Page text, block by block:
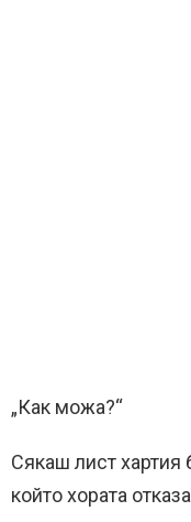
„Как можа?“
Сякаш лист
който хората